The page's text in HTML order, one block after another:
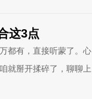
这3点
都有，直接听蒙了。心
就掰开揉碎了，聊聊上